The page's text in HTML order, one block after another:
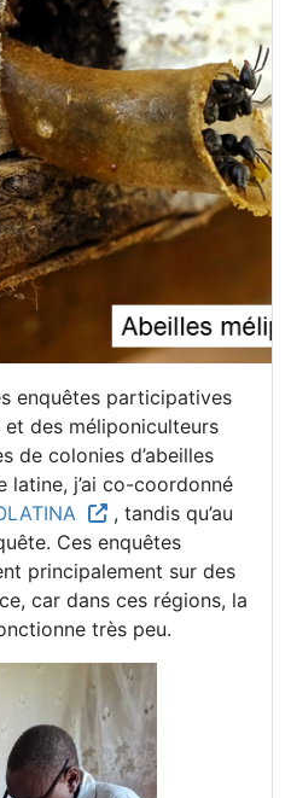
enquêtes participatives
des méliponiculteurs
de colonies d’abeilles
latine, j’ai co-coordonné
, tandis qu’au
Ces enquêtes
principalement sur des
car dans ces régions, la
très peu.